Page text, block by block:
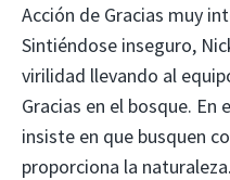
Acción de Gracias muy
Sintiéndose inseguro,
virilidad llevando al
Gracias en el bosque.
insiste en que busquen
proporciona la naturaleza.